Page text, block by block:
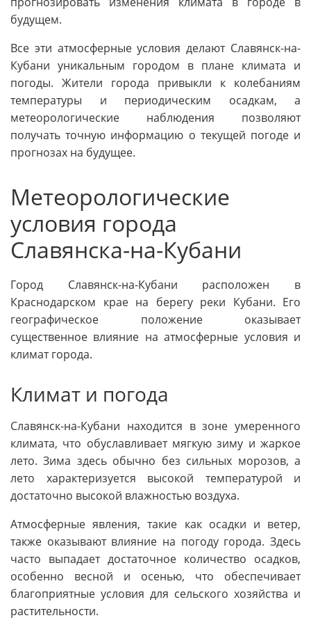
будущем.
Все эти атмосферные условия делают Славянск-на-
Кубани уникальным городом в плане климата и
погоды. Жители города привыкли к колебаниям
температуры и периодическим осадкам, а
метеорологические наблюдения позволяют
получать точную информацию о текущей погоде и
прогнозах на будущее.
Метеорологические
условия города
Славянска-на-Кубани
Город Славянск-на-Кубани расположен в
Краснодарском крае на берегу реки Кубани. Его
географическое положение оказывает
существенное влияние на атмосферные условия и
климат города.
Климат и погода
Славянск-на-Кубани находится в зоне умеренного
климата, что обуславливает мягкую зиму и жаркое
лето. Зима здесь обычно без сильных морозов, а
лето характеризуется высокой температурой и
достаточно высокой влажностью воздуха.
Атмосферные явления, такие как осадки и ветер,
также оказывают влияние на погоду города. Здесь
часто выпадает достаточное количество осадков,
особенно весной и осенью, что обеспечивает
благоприятные условия для сельского хозяйства и
растительности.